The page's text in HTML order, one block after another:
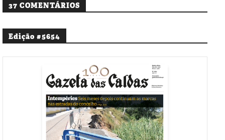
37 COMENTÁRIOS
Edição #5654